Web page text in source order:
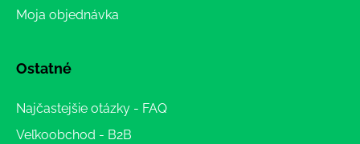
Moja objednávka
Ostatné
Najčastejšie otázky - FAQ
Veľkoobchod - B2B